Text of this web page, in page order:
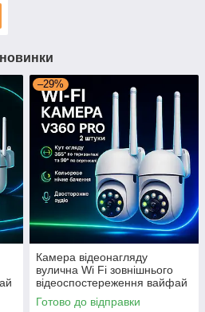
новинки
–29%
Камера відеонагляду
вулична Wi Fi зовнішнього
відеоспостереження вайфай
поворотна відеокамера IP
WIFI Camera V360Pro
Готово до відправки